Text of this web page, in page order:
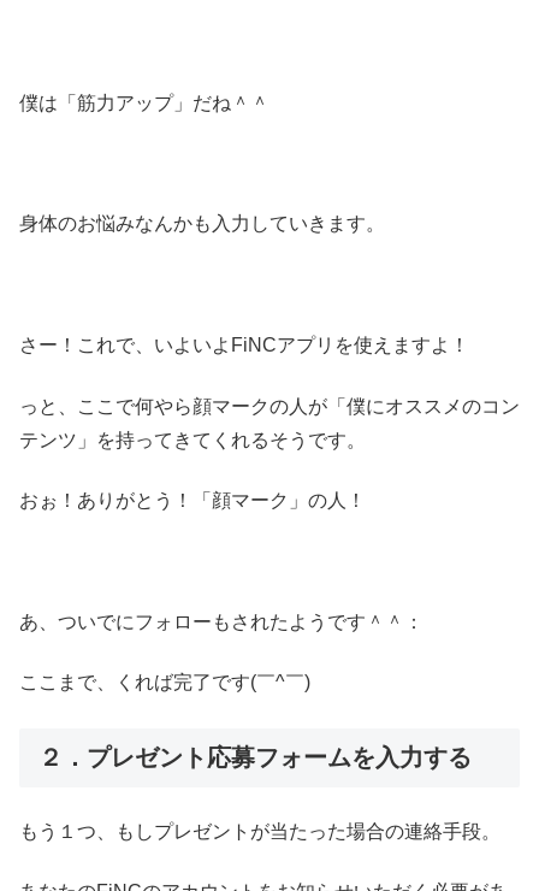
僕は「筋力アップ」だね＾＾
身体のお悩みなんかも入力していきます。
さー！これで、いよいよFiNCアプリを使えますよ！
っと、ここで何やら顔マークの人が「僕にオススメのコン
テンツ」を持ってきてくれるそうです。
おぉ！ありがとう！「顔マーク」の人！
あ、ついでにフォローもされたようです＾＾：
ここまで、くれば完了です(￣^￣)ゞ
２．プレゼント応募フォームを入力する
もう１つ、もしプレゼントが当たった場合の連絡手段。